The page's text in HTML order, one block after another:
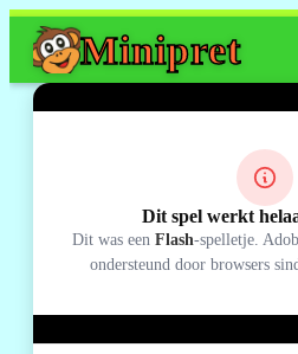
Minipret
Dit spel werkt
Dit was een Flash-spelletje.
ondersteund door browsers